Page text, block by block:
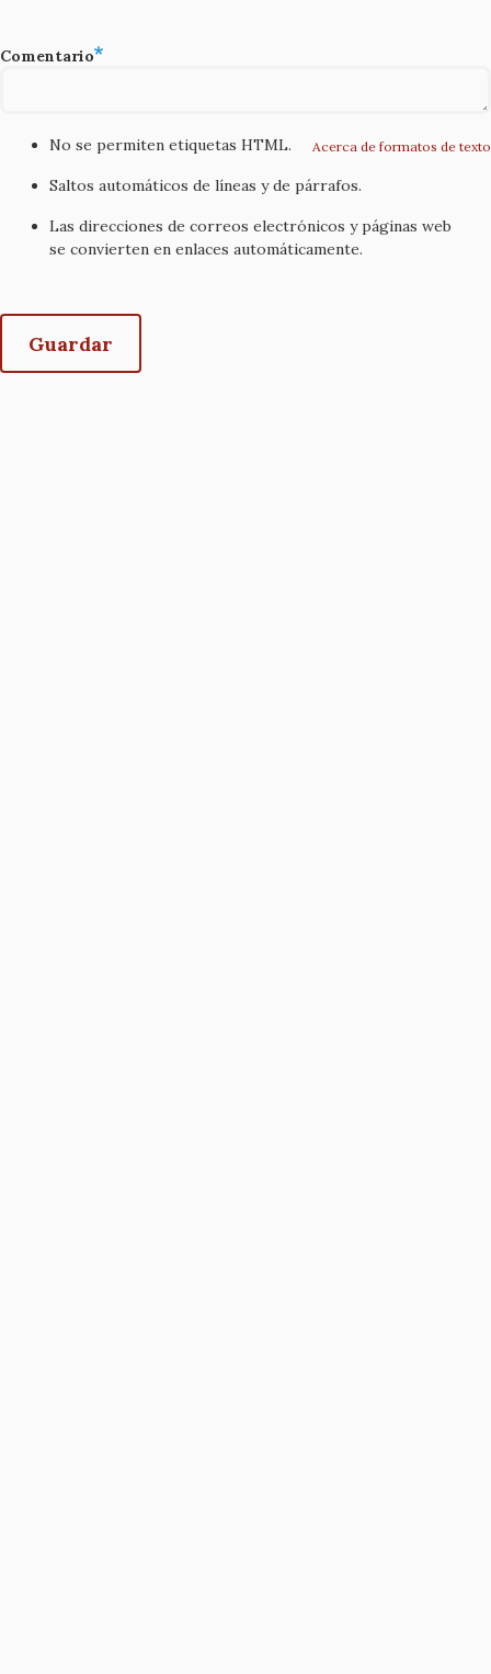
Comentario
Acerca de formatos de texto
No se permiten etiquetas HTML.
Saltos automáticos de líneas y de párrafos.
Las direcciones de correos electrónicos y páginas web
se convierten en enlaces automáticamente.